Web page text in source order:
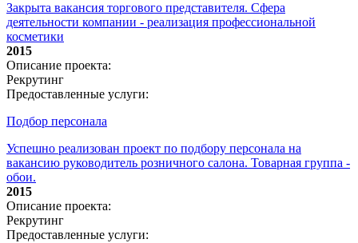
Закрыта вакансия торгового представителя. Сфера
деятельности компании - реализация профессиональной
косметики
2015
Описание проекта:
Рекрутинг
Предоставленные услуги:
Подбор персонала
Успешно реализован проект по подбору персонала на
вакансию руководитель розничного салона. Товарная группа -
обои.
2015
Описание проекта:
Рекрутинг
Предоставленные услуги: